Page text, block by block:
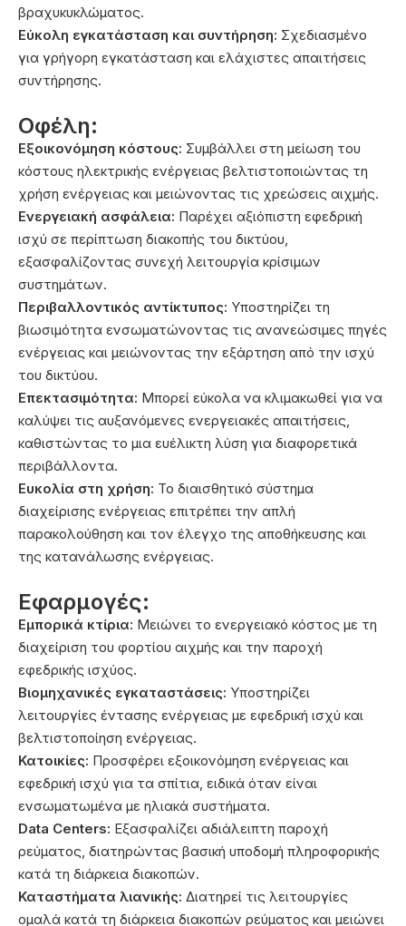
βραχυκυκλώματος.
Εύκολη εγκατάσταση και συντήρηση: Σχεδιασμένο
για γρήγορη εγκατάσταση και ελάχιστες απαιτήσεις
συντήρησης.
Οφέλη:
Εξοικονόμηση κόστους: Συμβάλλει στη μείωση του
κόστους ηλεκτρικής ενέργειας βελτιστοποιώντας τη
χρήση ενέργειας και μειώνοντας τις χρεώσεις αιχμής.
Ενεργειακή ασφάλεια: Παρέχει αξιόπιστη εφεδρική
ισχύ σε περίπτωση διακοπής του δικτύου,
εξασφαλίζοντας συνεχή λειτουργία κρίσιμων
συστημάτων.
Περιβαλλοντικός αντίκτυπος: Υποστηρίζει τη
βιωσιμότητα ενσωματώνοντας τις ανανεώσιμες πηγές
ενέργειας και μειώνοντας την εξάρτηση από την ισχύ
του δικτύου.
Επεκτασιμότητα: Μπορεί εύκολα να κλιμακωθεί για να
καλύψει τις αυξανόμενες ενεργειακές απαιτήσεις,
καθιστώντας το μια ευέλικτη λύση για διαφορετικά
περιβάλλοντα.
Ευκολία στη χρήση: Το διαισθητικό σύστημα
διαχείρισης ενέργειας επιτρέπει την απλή
παρακολούθηση και τον έλεγχο της αποθήκευσης και
της κατανάλωσης ενέργειας.
Εφαρμογές:
Εμπορικά κτίρια: Μειώνει το ενεργειακό κόστος με τη
διαχείριση του φορτίου αιχμής και την παροχή
εφεδρικής ισχύος.
Βιομηχανικές εγκαταστάσεις: Υποστηρίζει
λειτουργίες έντασης ενέργειας με εφεδρική ισχύ και
βελτιστοποίηση ενέργειας.
Κατοικίες: Προσφέρει εξοικονόμηση ενέργειας και
εφεδρική ισχύ για τα σπίτια, ειδικά όταν είναι
ενσωματωμένα με ηλιακά συστήματα.
Data Centers: Εξασφαλίζει αδιάλειπτη παροχή
ρεύματος, διατηρώντας βασική υποδομή πληροφορικής
κατά τη διάρκεια διακοπών.
Καταστήματα λιανικής: Διατηρεί τις λειτουργίες
ομαλά κατά τη διάρκεια διακοπών ρεύματος και μειώνει